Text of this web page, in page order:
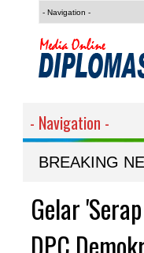
BREAKING
atau Kalah Bukan
Gelar
DPC